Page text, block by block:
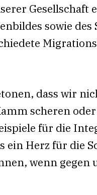
Gesellschaft
sowie
dass wir
scheren
für die
Herz für die
wenn gegen